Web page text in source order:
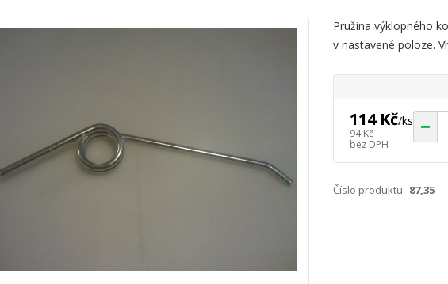
Pružina výklopného
v nastavené poloze.
114 Kč/ks
94 Kč
bez DPH
Číslo produktu: 87,35